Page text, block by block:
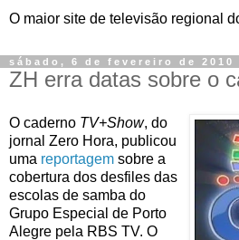
O maior site de televisão regional
sábado, 6 de fevereiro de 2010
ZH erra datas sobre o
O caderno TV+Show, do
jornal Zero Hora, publicou
uma reportagem sobre a
cobertura dos desfiles das
escolas de samba do
Grupo Especial de Porto
Alegre pela RBS TV. O